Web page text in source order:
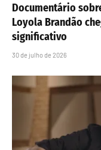
Documentário
Loyola Brandão
significativo
30 de julho de 2026